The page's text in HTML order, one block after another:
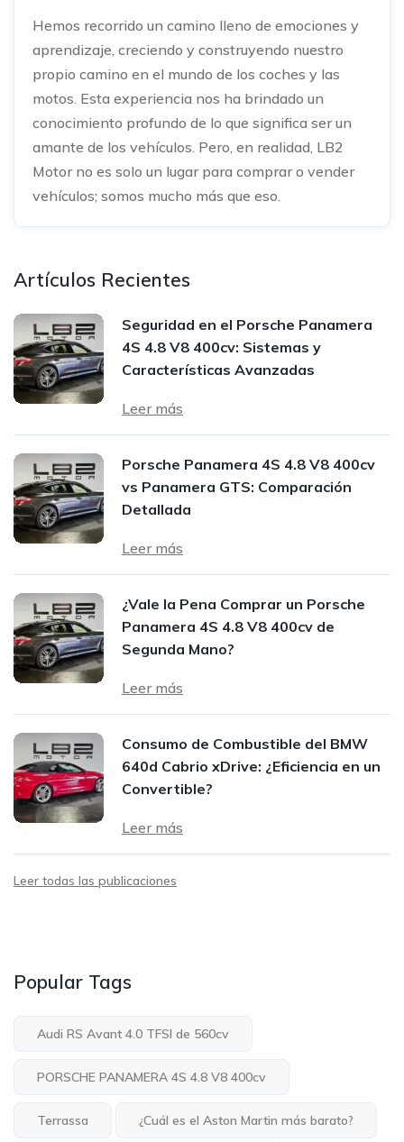
Hemos recorrido un camino lleno de emociones y
aprendizaje, creciendo y construyendo nuestro
propio camino en el mundo de los coches y las
motos. Esta experiencia nos ha brindado un
conocimiento profundo de lo que significa ser un
amante de los vehículos. Pero, en realidad, LB2
Motor no es solo un lugar para comprar o vender
vehículos; somos mucho más que eso.
Artículos Recientes
Seguridad en el Porsche Panamera
4S 4.8 V8 400cv: Sistemas y
Características Avanzadas
Leer más
Porsche Panamera 4S 4.8 V8 400cv
vs Panamera GTS: Comparación
Detallada
Leer más
¿Vale la Pena Comprar un Porsche
Panamera 4S 4.8 V8 400cv de
Segunda Mano?
Leer más
Consumo de Combustible del BMW
640d Cabrio xDrive: ¿Eficiencia en un
Convertible?
Leer más
Leer todas las publicaciones
Popular Tags
Audi RS Avant 4.0 TFSI de 560cv
PORSCHE PANAMERA 4S 4.8 V8 400cv
Terrassa ¿Cuál es el Aston Martin más barato?